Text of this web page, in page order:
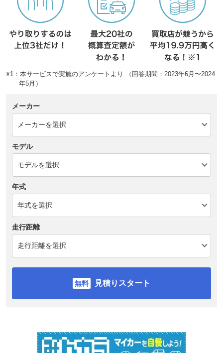
※1：本サービスで実施のアンケートより （回答期間：2023年6月〜2024
年5月）
メーカー
モデル
年式
走行距離
見積りスタート